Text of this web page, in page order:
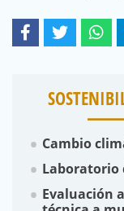
Cambio
Laboratorio
Evaluación